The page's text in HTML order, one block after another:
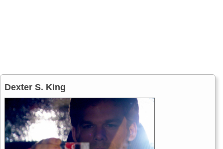
Dexter S. King